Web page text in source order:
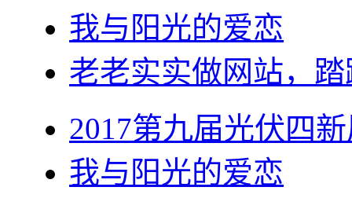
我与阳光的爱恋
老老实实做网站，
2017第九届光伏四
我与阳光的爱恋